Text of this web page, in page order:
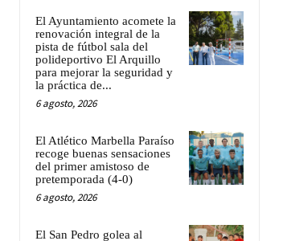
El Ayuntamiento acomete la
renovación integral de la
pista de fútbol sala del
polideportivo El Arquillo
para mejorar la seguridad y
la práctica de...
6 agosto, 2026
El Atlético Marbella Paraíso
recoge buenas sensaciones
del primer amistoso de
pretemporada (4-0)
6 agosto, 2026
El San Pedro golea al